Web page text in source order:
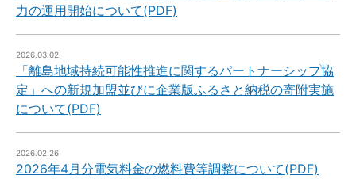
力の運用開始について(PDF)
2026.03.02
「離島地域持続可能性推進に関するパートナーシップ協
定」への新規加盟並びに企業版ふるさと納税の寄附実施
について(PDF)
2026.02.26
2026年4月分電気料金の燃料費等調整について(PDF)